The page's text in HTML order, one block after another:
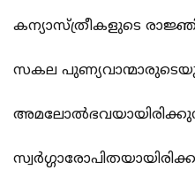
കന്യാസ്ത്രീകളുടെ
സകല‍